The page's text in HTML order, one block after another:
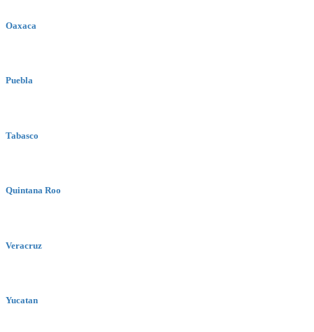
Oaxaca
Puebla
Tabasco
Quintana Roo
Veracruz
Yucatan